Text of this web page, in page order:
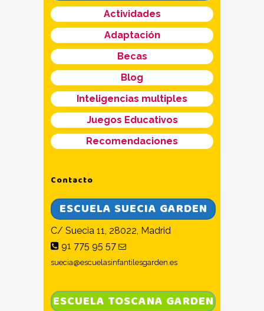
Actividades
Adaptación
Becas
Blog
Inteligencias multiples
Juegos Educativos
Recomendaciones
Contacto
ESCUELA SUECIA GARDEN
C/ Suecia 11, 28022, Madrid
91 775 95 57
suecia@escuelasinfantilesgarden.es
ESCUELA TOSCANA GARDEN